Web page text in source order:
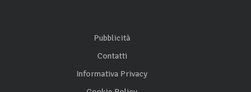
Pubblicità
Contatti
Informativa Privacy